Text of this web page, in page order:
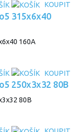
KOUPIT
315x6x40
KOUPIT
250x3x32 80B